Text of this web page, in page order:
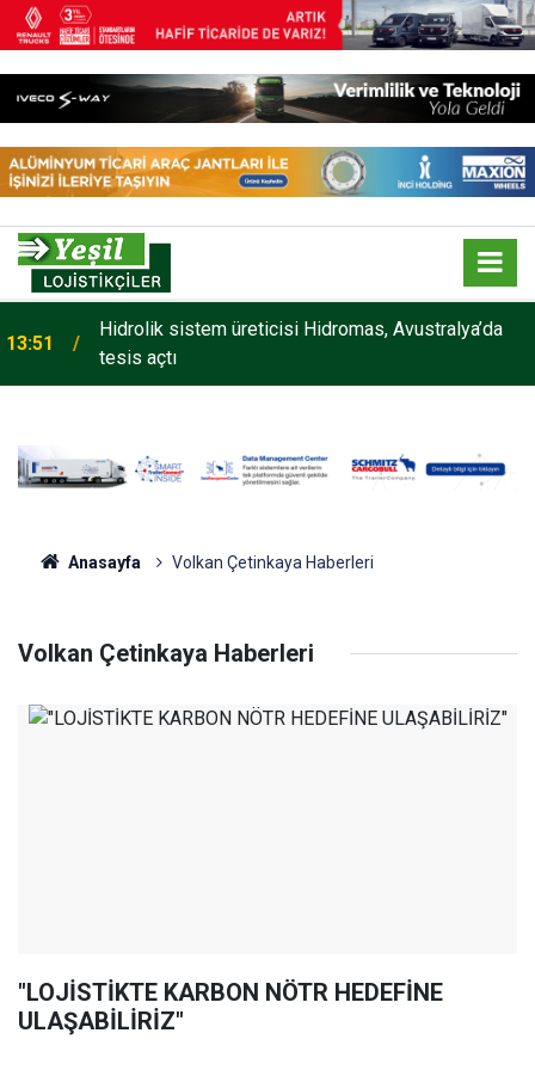
13:51
Hidrolik sistem üreticisi Hidromas, Avustralya’da
tesis açtı
Anasayfa Volkan Çetinkaya Haberleri
Volkan Çetinkaya Haberleri
"LOJİSTİKTE KARBON NÖTR HEDEFİNE
ULAŞABİLİRİZ"